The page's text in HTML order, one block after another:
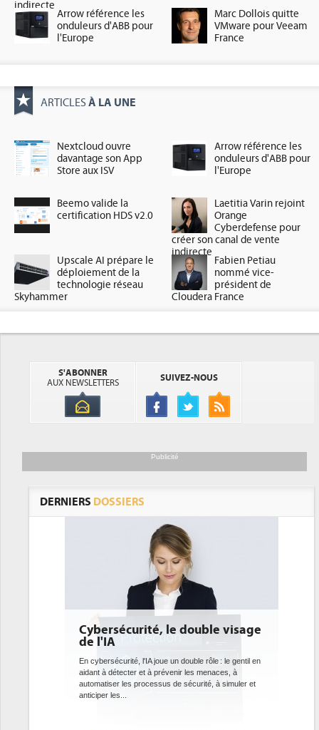
indirecte
Arrow référence les
onduleurs d'ABB pour
l'Europe
Marc Dollois quitte
VMware pour Veeam
France
ARTICLES À LA UNE
Nextcloud ouvre
davantage son App
Store aux ISV
Arrow référence les
onduleurs d'ABB pour
l'Europe
Beemo valide la
certification HDS v2.0
Laetitia Varin rejoint
Orange
Cyberdefense pour
créer son canal de vente
indirecte
Upscale AI prépare le
déploiement de la
technologie réseau
Skyhammer
Fabien Petiau
nommé vice-
président de
Cloudera France
S'ABONNER
AUX NEWSLETTERS
SUIVEZ-NOUS
Publicité
DERNIERS DOSSIERS
le double visage
l'IA joue un double rôle : le gentil en
et à prévenir les menaces, à
processus de sécurité, à simuler et
DEE: l'efficacité
bientôt une obligation
datacenters
Des datacenters plus durables et plus
ce que recherchent les pouvoirs publics